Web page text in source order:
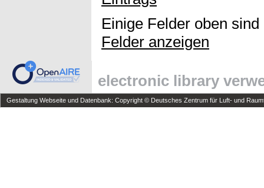
Einige Felder oben
Felder anzeigen
electronic library
Gestaltung Webseite und Datenbank: Copyright © Deutsches Zentrum für Luft- und